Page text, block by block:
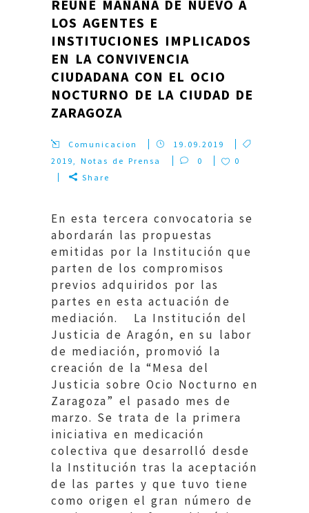
REÚNE MAÑANA DE NUEVO A
LOS AGENTES E
INSTITUCIONES IMPLICADOS
EN LA CONVIVENCIA
CIUDADANA CON EL OCIO
NOCTURNO DE LA CIUDAD DE
ZARAGOZA
Comunicacion
19.09.2019
2019,Notas de Prensa 0
0
Share
En esta tercera convocatoria se
abordarán las propuestas
emitidas por la Institución que
parten de los compromisos
previos adquiridos por las
partes en esta actuación de
mediación. La Institución del
Justicia de Aragón, en su labor
de mediación, promovió la
creación de la “Mesa del
Justicia sobre Ocio Nocturno en
Zaragoza” el pasado mes de
marzo. Se trata de la primera
iniciativa en medicación
colectiva que desarrolló desde
la Institución tras la aceptación
de las partes y que tuvo tiene
como origen el gran número de